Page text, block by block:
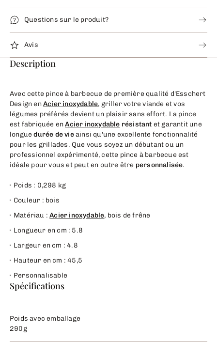
Questions sur le produit?
Avis
Description
Avec cette pince à barbecue de première qualité d'Esschert
Design enAcier inoxydable, griller votre viande et vos
légumes préférés devient un plaisir sans effort. La pince
est fabriquée enAcier inoxydable résistant et garantit une
longuedurée de vieainsi qu'une excellente fonctionnalité
pour les grillades. Que vous soyez un débutant ou un
professionnel expérimenté, cette pince à barbecue est
idéale pour vous et peut en outre être personnalisée.
Poids : 0,298 kg
Couleur : bois
Matériau :Acier inoxydable, bois de frêne
Longueur en cm : 5.8
Largeur en cm : 4.8
Hauteur en cm : 45,5
Personnalisable
Spécifications
Poids avec emballage
290g